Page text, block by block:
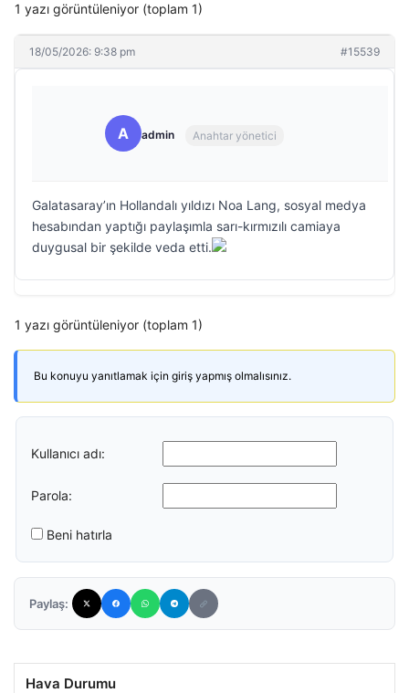
1 yazı görüntüleniyor (toplam 1)
18/05/2026: 9:38 pm #15539
A admin Anahtar yönetici
Galatasaray’ın Hollandalı yıldızı Noa Lang, sosyal medya
hesabından yaptığı paylaşımla sarı-kırmızılı camiaya
duygusal bir şekilde veda etti.
1 yazı görüntüleniyor (toplam 1)
Bu konuyu yanıtlamak için giriş yapmış olmalısınız.
Kullanıcı adı:
Parola:
Beni hatırla
Paylaş:
Hava Durumu